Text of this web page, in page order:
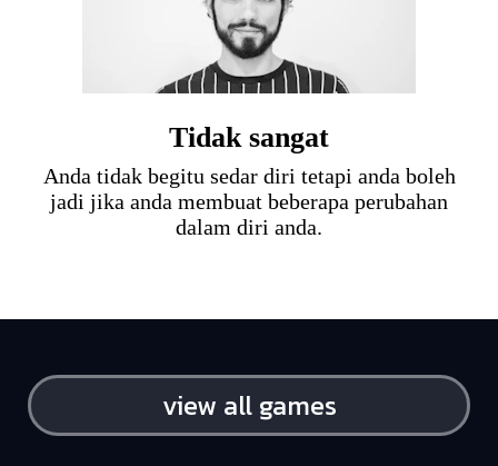
Tidak sangat
Anda tidak begitu sedar diri tetapi anda boleh
jadi jika anda membuat beberapa perubahan
dalam diri anda.
view all games